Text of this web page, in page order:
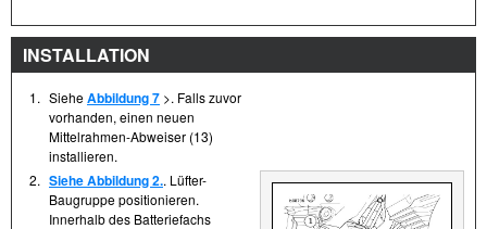
INSTALLATION
1. SieheAbbildung 7 >. Falls zuvor
vorhanden, einen neuen
Mittelrahmen-Abweiser (13)
installieren.
2. Siehe Abbildung 2.. Lüfter-
Baugruppe positionieren.
Innerhalb des Batteriefachs